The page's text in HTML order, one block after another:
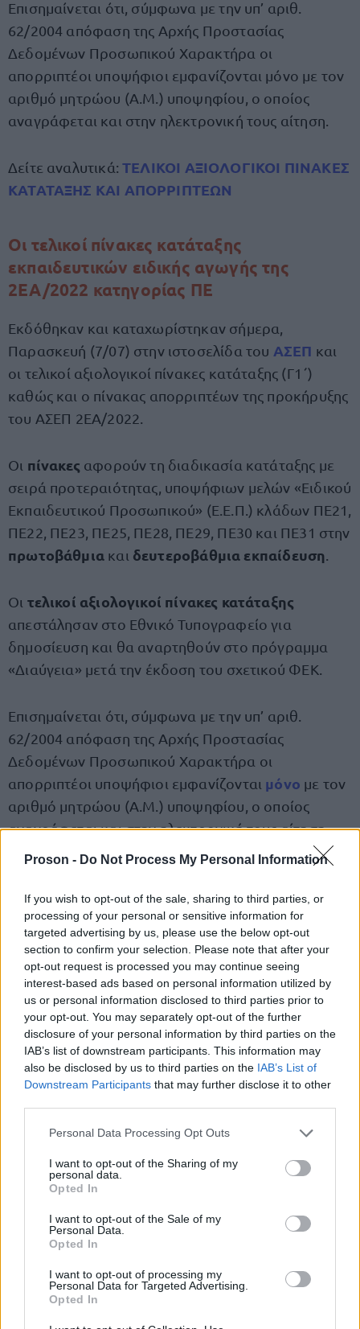
Proson - Do Not Process My Personal Information
If you wish to opt-out of the sale, sharing to third parties, or
processing of your personal or sensitive information for
targeted advertising by us, please use the below opt-out
section to confirm your selection. Please note that after your
opt-out request is processed you may continue seeing
interest-based ads based on personal information utilized by
us or personal information disclosed to third parties prior to
your opt-out. You may separately opt-out of the further
disclosure of your personal information by third parties on the
IAB’s list of downstream participants. This information may
also be disclosed by us to third parties on the IAB’s List of
Downstream Participants that may further disclose it to other
Please note that this website/app uses one or more Google
not limited to your visit or usage behaviour. You may click to
grant or deny consent to Google and its third-party tags to
use your data for below specified purposes in below Google
consent section.
Personal Data Processing Opt Outs
I want to opt-out of the Sharing of my
personal data.
Opted In
I want to opt-out of the Sale of my
Personal Data.
Opted In
I want to opt-out of processing my
Personal Data for Targeted Advertising.
Opted In
Επισημαίνεται ότι, σύμφωνα με την υπ’ αριθ.
62/2004 απόφαση της Αρχής Προστασίας
Δεδομένων Προσωπικού Χαρακτήρα οι
απορριπτέοι υποψήφιοι εμφανίζονται μόνο με τον
αριθμό μητρώου (Α.Μ.) υποψηφίου, ο οποίος
αναγράφεται και στην ηλεκτρονική τους αίτηση.
Δείτε αναλυτικά:ΤΕΛΙΚΟΙ ΑΞΙΟΛΟΓΙΚΟΙ ΠΙΝΑΚΕΣ
ΚΑΤΑΤΑΞΗΣ ΚΑΙ ΑΠΟΡΡΙΠΤΕΩΝ
Οι τελικοί πίνακες κατάταξης
εκπαιδευτικών ειδικής αγωγής της
2ΕΑ/2022 κατηγορίας ΠΕ
Eκδόθηκαν και καταχωρίστηκαν σήμερα,
Παρασκευή (7/07) στην ιστοσελίδα του ΑΣΕΠ και
οι τελικοί αξιολογικοί πίνακες κατάταξης (Γ1΄)
καθώς και ο πίνακας απορριπτέων της προκήρυξης
του ΑΣΕΠ 2ΕΑ/2022.
Οι πίνακες αφορούν τη διαδικασία κατάταξης με
σειρά προτεραιότητας, υποψήφιων μελών «Ειδικού
Εκπαιδευτικού Προσωπικού» (Ε.Ε.Π.) κλάδων ΠΕ21,
ΠΕ22, ΠΕ23, ΠΕ25, ΠΕ28, ΠΕ29, ΠΕ30 και ΠΕ31 στην
πρωτοβάθμια και δευτεροβάθμια εκπαίδευση
Οι τελικοί αξιολογικοί πίνακες κατάταξης
απεστάλησαν στο Εθνικό Τυπογραφείο για
δημοσίευση και θα αναρτηθούν στο πρόγραμμα
«Διαύγεια» μετά την έκδοση του σχετικού ΦΕΚ.
Επισημαίνεται ότι, σύμφωνα με την υπ’ αριθ.
62/2004 απόφαση της Αρχής Προστασίας
Δεδομένων Προσωπικού Χαρακτήρα οι
απορριπτέοι υποψήφιοι εμφανίζονται μόνο με τον
αριθμό μητρώου (Α.Μ.) υποψηφίου, ο οποίος
αναγράφεται και στην ηλεκτρονική τους αίτηση.
ΑΠΟΡΡΙΠΤΕΩΝ
Διορισμοί στην Ειδική Αγωγή
Βάσει των τελικών αυτών πινάκων θα προκύψουν,
πολύ σύντομα, μόνιμοι διορισμοίπου έχει
προαναγγείλει του υπουργείο
Παιδείας. Ειδικότερα, σύμφωνα με αποκλειστικές
πληροφορίες του proson.gr, η όλη διαδικασία για
προς τα
τέλη Ιουλίου.
διορισμοίτωνμελών ΕΕΠ και ΕΒΠ
στην ειδική
θα γίνουν από τους
, με τον ίδιο ακριβώς τρόπο που
προηγήθηκαν οι διορισμοί στην γενική
Ειδικότερα, μέσα στον Ιούλιο, το υπουργείο, θα
δημοσιεύσει την